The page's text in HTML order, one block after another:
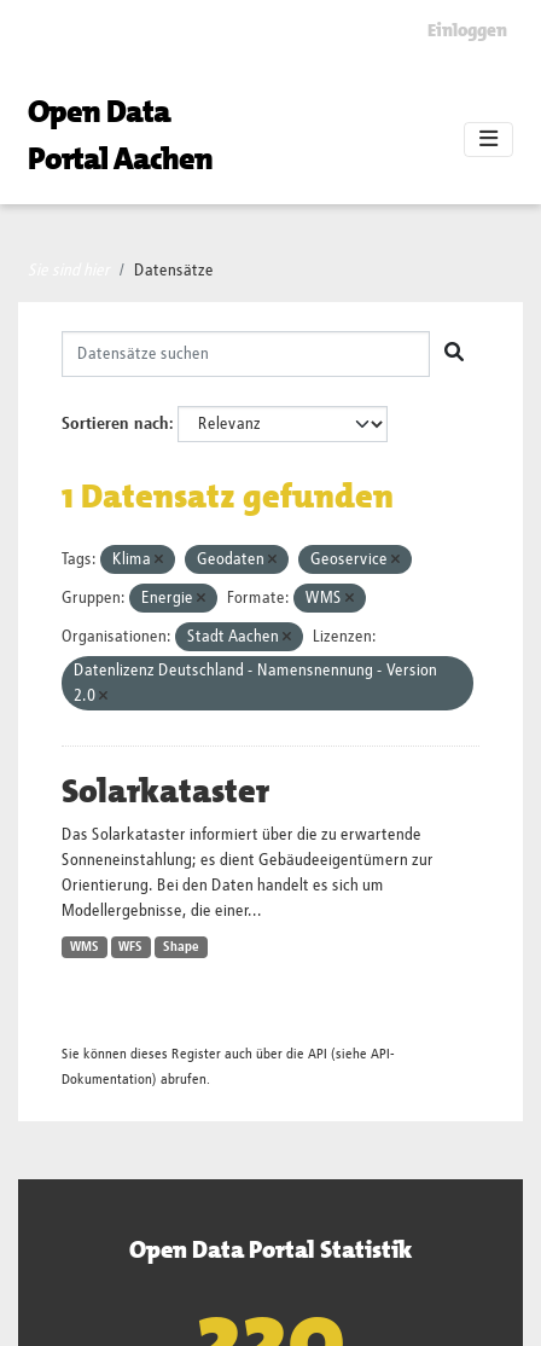
Einloggen
Open Data
Portal Aachen
Datensätze
Sortieren nach
1 Datensatz gefunden
Tags: Klima Geodaten Geoservice
Gruppen: Energie Formate: WMS
Organisationen: Stadt Aachen
Lizenzen:
Datenlizenz Deutschland - Namensnennung - Version
2.0
Solarkataster
Das Solarkataster informiert über die zu erwartende
Sonneneinstahlung; es dient Gebäudeeigentümern zur
Orientierung. Bei den Daten handelt es sich um
Modellergebnisse, die einer...
WMS WFS Shape
Sie können dieses Register auch über die API (siehe API-
Dokumentation) abrufen.
Open Data Portal Statistik